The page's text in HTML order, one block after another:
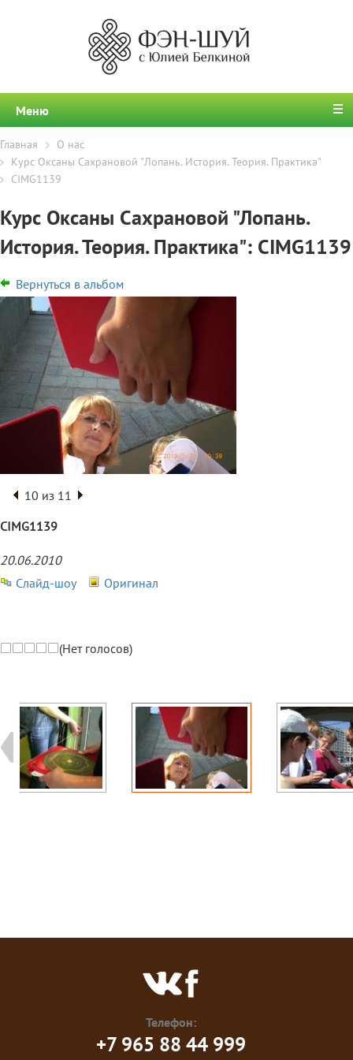
Меню
Главная
О нас
Курс Оксаны Сахрановой "Лопань. История. Теория. Практика"
CIMG1139
Курс Оксаны Сахрановой "Лопань.
История. Теория. Практика": CIMG1139
Вернуться в альбом
10 из 11
CIMG1139
20.06.2010
Слайд-шоу
Оригинал
(Нет голосов)
Телефон:
+7 965 88 44 999